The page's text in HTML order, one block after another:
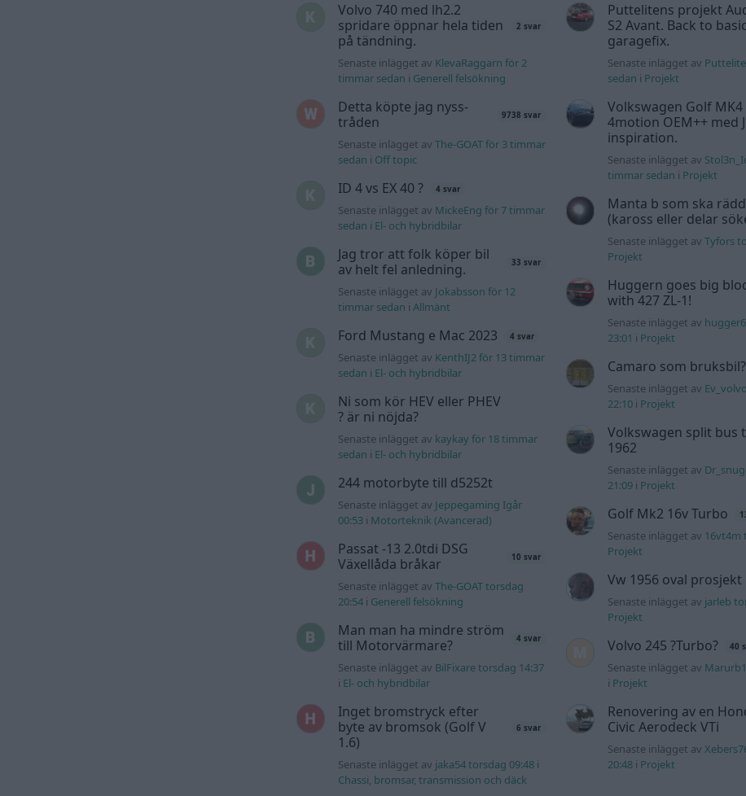
Volvo 740 med lh2.2
spridare öppnar hela tiden
på tändning.
2 svar
Senaste inlägget av KlevaRaggarn för 2
timmar sedan i Generell felsökning
Detta köpte jag nyss-
tråden
9738 svar
Senaste inlägget avThe-GOAT för 3 timmar
sedan i Off topic
ID 4 vs EX 40 ? 4 svar
Senaste inlägget av MickeEng för 7 timmar
sedan i El- och hybridbilar
Jag tror att folk köper bil
av helt fel anledning.
33 svar
Senaste inlägget av Jokabsson för 12
timmar sedan iAllmänt
Ford Mustang e Mac 2023 4 svar
Senaste inlägget av KenthIJ2 för 13 timmar
sedan i El- och hybridbilar
Ni som kör HEV eller PHEV
? är ni nöjda?
Senaste inlägget av kaykay för 18 timmar
sedan i El- och hybridbilar
244 motorbyte till d5252t
Senaste inlägget av Jeppegaming Igår
00:53 i Motorteknik (Avancerad)
Passat -13 2.0tdi DSG
Växellåda bråkar
10 svar
Senaste inlägget avThe-GOAT torsdag
20:54 i Generell felsökning
Man man ha mindre ström
till Motorvärmare?
4 svar
Senaste inlägget av BilFixare torsdag 14:37
i El- och hybridbilar
Inget bromstryck efter
byte av bromsok (Golf V
1.6)
6 svar
Senaste inlägget av jaka54 torsdag 09:48 i
Chassi, bromsar, transmission och däck
Puttelitens projekt
S2 Avant. Back to
garagefix.
Senaste inlägget av
sedan i Projekt
Volkswagen Golf MK4
4motion OEM++ med
inspiration.
Senaste inlägget av
timmar sedan i Projekt
Manta b som ska
(kaross eller delar
Senaste inlägget av Tyfors
Projekt
Huggern goes big
with 427 ZL-1!
Senaste inlägget av
23:01 i Projekt
Camaro som
Senaste inlägget av
22:10i Projekt
Volkswagen split bus
1962
Senaste inlägget av
21:09i Projekt
Golf Mk2 16v Turbo
Senaste inlägget av 16vt4m
Projekt
Vw 1956 oval prosjekt
Senaste inlägget av jarleb
Projekt
Volvo 245 ?Turbo? 40
Senaste inlägget av
i Projekt
Renovering av en
Civic Aerodeck VTi
Senaste inlägget av
20:48i Projekt